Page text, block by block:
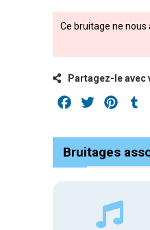
Ce bruitage ne
Partagez-le avec
Facebook
Twitter
Bruitages